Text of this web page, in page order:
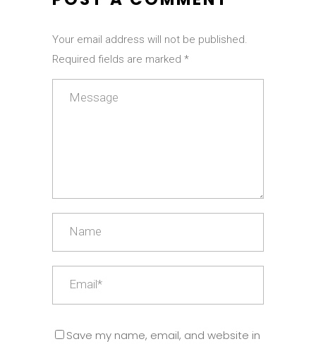
Your email address will not be published.
Required fields are marked *
Save my name, email, and website in